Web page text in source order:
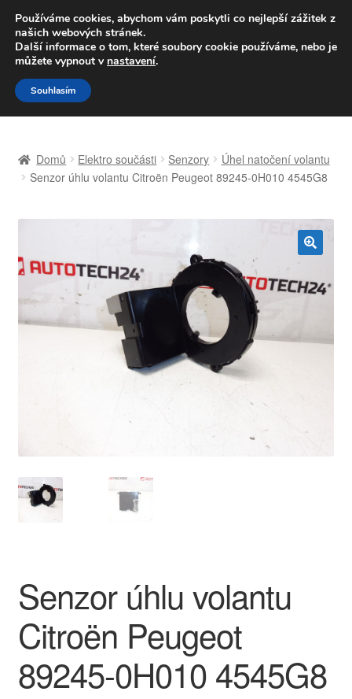
DOPRAVA od 139,-Kč
Volejte po-pá 9-16 704 494 494
Přeskočit
na
navigaci
Přejít
k
obsahu
Celosvětová doprava
Kontakt
Košík
Obchodní podmínky
Platby
Reklamace
Reklamační řád
Vrakoviště Citroën
Domů Elektro součásti Senzory
Úhel natočení volantu
Senzor úhlu volantu Citroën Peugeot 89245-0H010 4545G8
Senzor úhlu volantu
Citroën Peugeot
89245-0H010 4545G8
Používáme cookies, abychom vám poskytli co nejlepší zážitek z
našich webových stránek.
Další informace o tom, které soubory cookie používáme, nebo je
můžete vypnout v nastavení.
Souhlasím